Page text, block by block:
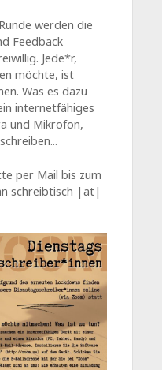
werden die
Feedback
Jede*r,
möchte, ist
Was es dazu
internetfähiges
und Mikrofon,
per Mail bis zum
schreibtisch |at|